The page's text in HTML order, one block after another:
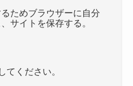
ためブラウザーに自分
サイトを保存する。
てください。